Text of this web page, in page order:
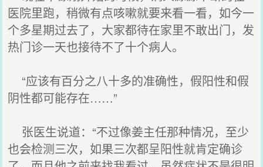
医院里跑，稍微有点咳嗽就要来看一看，如今一
个多星期过去了，大家都待在家里不敢出门，发
热门诊一天也接待不了十个病人。
“应该有百分之八十多的准确性，假阳性和假
阴性都可能存在……”
张医生说道：“不过像姜主任那种情况，至少
也会检测三次，如果三次都呈阳性就肯定确诊